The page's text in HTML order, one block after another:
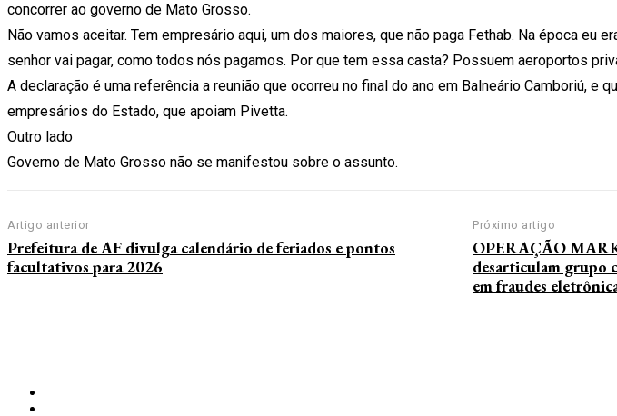
concorrer ao governo de Mato Grosso.
Não vamos aceitar. Tem empresário aqui, um dos maiores, que não paga Fethab. Na época eu
senhor vai pagar, como todos nós pagamos. Por que tem essa casta? Possuem aeroportos
A declaração é uma referência a reunião que ocorreu no final do ano em Balneário Camboriú, e
empresários do Estado, que apoiam Pivetta.
Outro lado
Governo de Mato Grosso não se manifestou sobre o assunto.
Artigo anterior
Prefeitura de AF divulga calendário de feriados e pontos
facultativos para 2026
Próximo artigo
OPERAÇÃO
desarticulam grupo
em fraudes